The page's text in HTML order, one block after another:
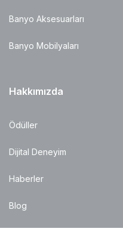
Banyo Aksesuarları
Banyo Mobilyaları
Hakkımızda
Ödüller
Dijital Deneyim
Haberler
Blog